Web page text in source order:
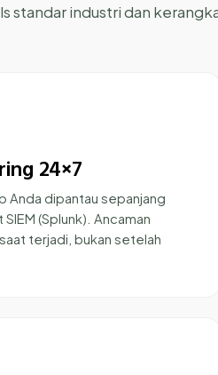
standar industri dan
24×7
Anda dipantau sepanjang
(Splunk). Ancaman
terjadi, bukan setelah